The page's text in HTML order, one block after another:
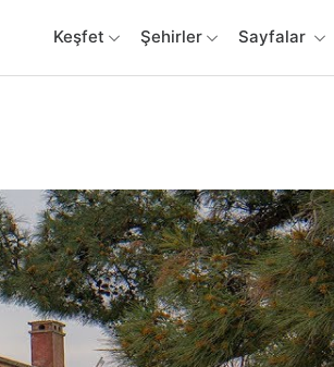
Keşfet Şehirler Sayfalar